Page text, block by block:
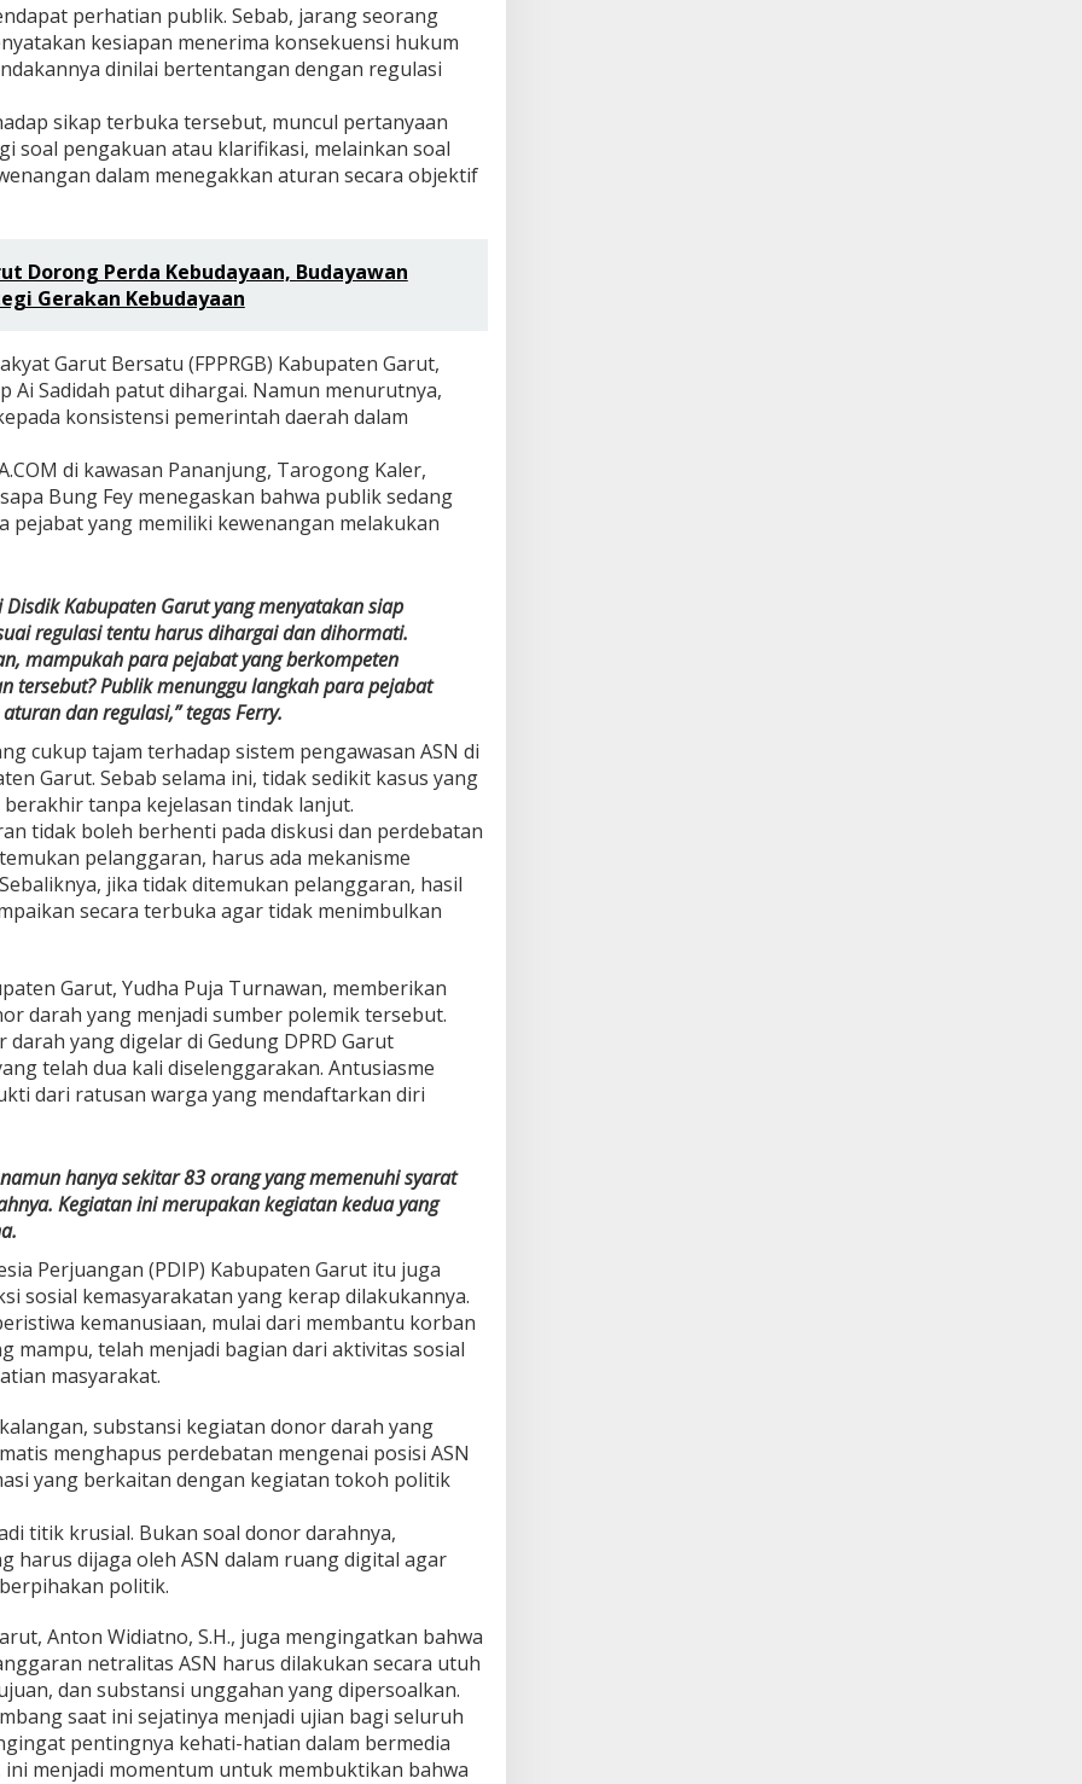
perhatian publik. Sebab, jarang seorang
kesiapan menerima konsekuensi hukum
dinilai bertentangan dengan regulasi
sikap terbuka tersebut, muncul pertanyaan
soal pengakuan atau klarifikasi, melainkan soal
dalam menegakkan aturan secara objektif
Dorong Perda Kebudayaan, Budayawan
Gerakan Kebudayaan
Garut Bersatu (FPPRGB) Kabupaten Garut,
Ai Sadidah patut dihargai. Namun menurutnya,
konsistensi pemerintah daerah dalam
di kawasan Pananjung, Tarogong Kaler,
Bung Fey menegaskan bahwa publik sedang
pejabat yang memiliki kewenangan melakukan
Kabupaten Garut yang menyatakan siap
regulasi tentu harus dihargai dan dihormati.
mampukah para pejabat yang berkompeten
tersebut? Publik menunggu langkah para pejabat
dan regulasi,” tegas Ferry.
cukup tajam terhadap sistem pengawasan ASN di
Garut. Sebab selama ini, tidak sedikit kasus yang
tanpa kejelasan tindak lanjut.
tidak boleh berhenti pada diskusi dan perdebatan
pelanggaran, harus ada mekanisme
jika tidak ditemukan pelanggaran, hasil
secara terbuka agar tidak menimbulkan
Garut, Yudha Puja Turnawan, memberikan
darah yang menjadi sumber polemik tersebut.
yang digelar di Gedung DPRD Garut
telah dua kali diselenggarakan. Antusiasme
dari ratusan warga yang mendaftarkan diri
hanya sekitar 83 orang yang memenuhi syarat
Kegiatan ini merupakan kegiatan kedua yang
Perjuangan (PDIP) Kabupaten Garut itu juga
sosial kemasyarakatan yang kerap dilakukannya.
kemanusiaan, mulai dari membantu korban
mampu, telah menjadi bagian dari aktivitas sosial
masyarakat.
substansi kegiatan donor darah yang
menghapus perdebatan mengenai posisi ASN
yang berkaitan dengan kegiatan tokoh politik
titik krusial. Bukan soal donor darahnya,
harus dijaga oleh ASN dalam ruang digital agar
politik.
Anton Widiatno, S.H., juga mengingatkan bahwa
netralitas ASN harus dilakukan secara utuh
dan substansi unggahan yang dipersoalkan.
saat ini sejatinya menjadi ujian bagi seluruh
pentingnya kehati-hatian dalam bermedia
menjadi momentum untuk membuktikan bahwa